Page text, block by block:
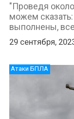
"Проведя
можем
выполнены,
29 сентября,
Атаки БПЛА